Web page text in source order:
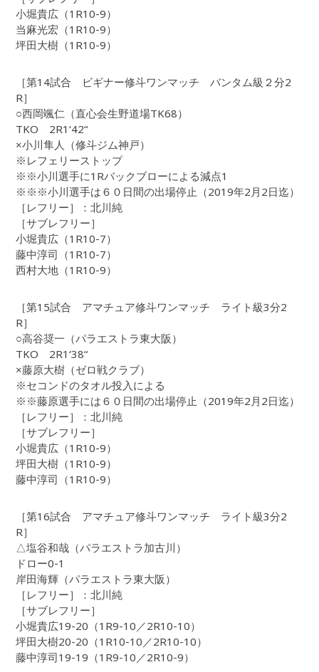
小堀貴広（1R10-9）
当麻光宏（1R10-9）
坪田大樹（1R10-9）
［第14試合 ビギナー修斗ワンマッチ バンタム級２分2
R］
○西岡颯仁（直心会生野道場TK68）
TKO 2R1‘42“
×小川隼人（修斗ジム神戸）
※レフェリーストップ
※※小川選手に1Rバックブローによる減点1
※※※小川選手は６０日間の出場停止（2019年2月2日迄）
［レフリー］：北川純
［サブレフリー］
小堀貴広（1R10-7）
藤中淳司（1R10-7）
西村大地（1R10-9）
［第15試合 アマチュア修斗ワンマッチ ライト級3分2
R］
○高谷奨一（パラエストラ東大阪）
TKO 2R1‘38“
×藤原大樹（ゼロ戦クラブ）
※セコンドのタオル投入による
※※藤原選手には６０日間の出場停止（2019年2月2日迄）
［レフリー］：北川純
［サブレフリー］
小堀貴広（1R10-9）
坪田大樹（1R10-9）
藤中淳司（1R10-9）
［第16試合 アマチュア修斗ワンマッチ ライト級3分2
R］
△塩谷和哉（パラエストラ加古川）
ドロー0-1
岸田海輝（パラエストラ東大阪）
［レフリー］：北川純
［サブレフリー］
小堀貴広19-20（1R9-10／2R10-10）
坪田大樹20-20（1R10-10／2R10-10）
藤中淳司19-19（1R9-10／2R10-9）